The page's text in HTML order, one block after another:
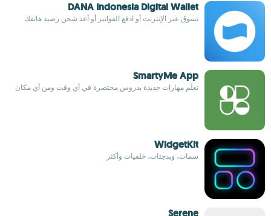
DANA Indonesia Digital Wallet
تسوق عبر الإنترنت أو ادفع الفواتير أو أعد شحن رصيد هاتفك
SmartyMe App
تعلّم مهارات جديدة بدروس مختصرة في أي وقت ومن أي مكان
WidgetKit
سمات، ويدجتات، خلفيات وأكثر
Serene